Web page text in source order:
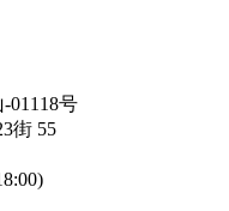
01118号
街 55